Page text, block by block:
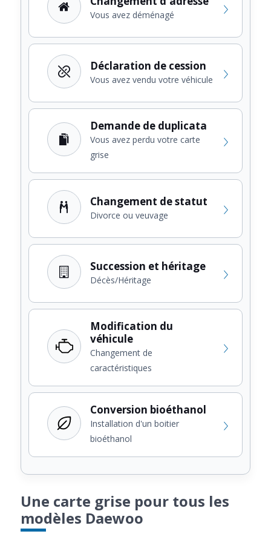
Vous avez déménagé
Déclaration de cession
Vous avez vendu votre véhicule
Demande de duplicata
Vous avez perdu votre carte
grise
Changement de statut
Divorce ou veuvage
Succession et héritage
Décès/Héritage
Modification du
véhicule
Changement de
caractéristiques
Conversion bioéthanol
Installation d'un boitier
bioéthanol
Une carte grise pour tous les
modèles Daewoo